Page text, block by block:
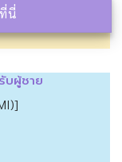
นี่
บผู้ชาย